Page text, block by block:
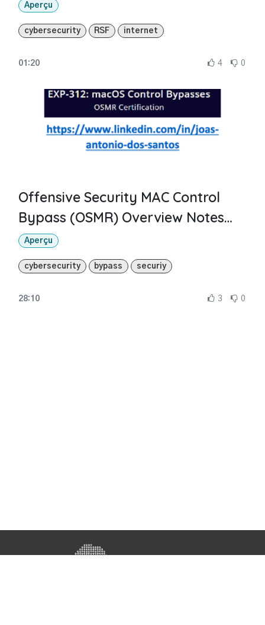
Aperçu
cybersecurity RSF internet
01:20 4 0
Offensive Security MAC Control
Bypass (OSMR) Overview Notes
PT.1
Aperçu
cybersecurity bypass securiy
28:10 3 0